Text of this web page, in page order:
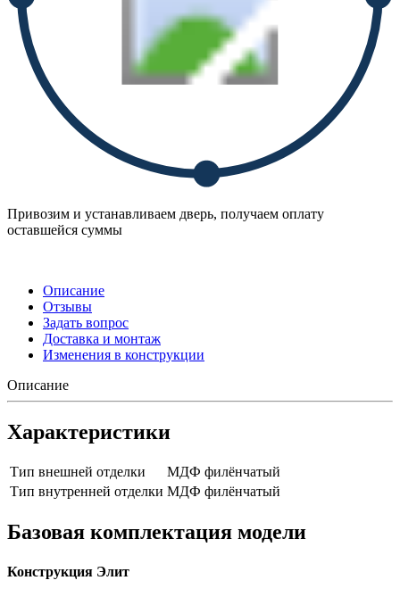
Привозим и устанавливаем дверь, получаем оплату
оставшейся суммы
Описание
Отзывы
Задать вопрос
Доставка и монтаж
Изменения в конструкции
Описание
Характеристики
Тип внешней отделки
МДФ филёнчатый
Тип внутренней отделки МДФ филёнчатый
Базовая комплектация модели
Конструкция Элит